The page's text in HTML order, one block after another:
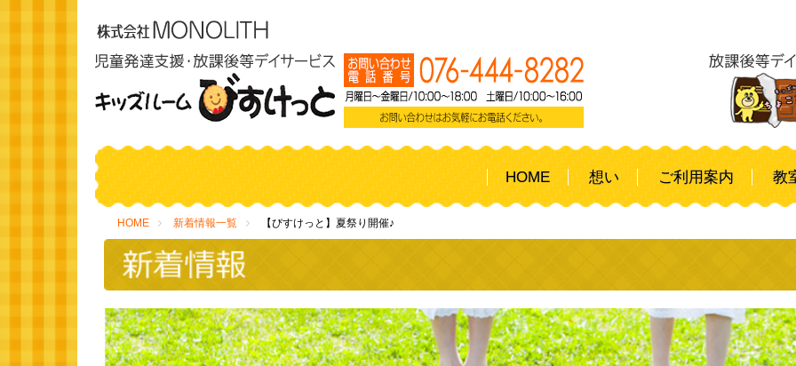
HOME 想い ご利用案内 教
HOME 新着情報一覧 【びすけっと】夏祭り開催♪